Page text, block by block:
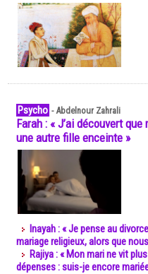
Psycho -Abdelnour Zahrali
Farah : « J’ai découvert
une autre fille enceinte »
Inayah : « Je pense au
mariage religieux, alors que
Rajiya : « Mon mari ne vit
dépenses : suis-je encore